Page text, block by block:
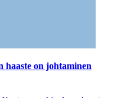
haaste on johtaminen